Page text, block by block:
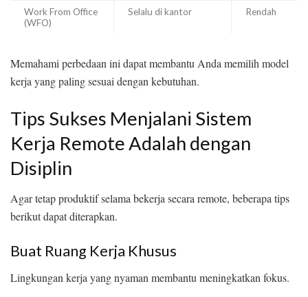
Work From Office
(WFO)
Selalu di kantor Rendah
Memahami perbedaan ini dapat membantu Anda memilih model
kerja yang paling sesuai dengan kebutuhan.
Tips Sukses Menjalani Sistem
Kerja Remote Adalah dengan
Disiplin
Agar tetap produktif selama bekerja secara remote, beberapa tips
berikut dapat diterapkan.
Buat Ruang Kerja Khusus
Lingkungan kerja yang nyaman membantu meningkatkan fokus.